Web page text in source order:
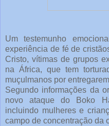
Um testemunho
experiência de fé de
Cristo, vítimas de grupos
na África, que tem
muçulmanos por
Segundo informações da
novo ataque do Boko
incluindo mulheres e
campo de concentração da